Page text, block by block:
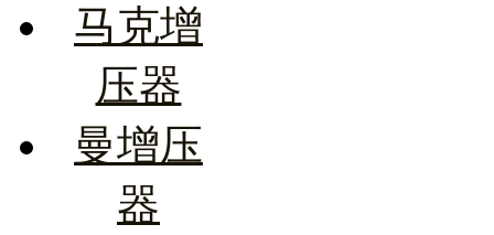
马克增
压器
曼增压
器